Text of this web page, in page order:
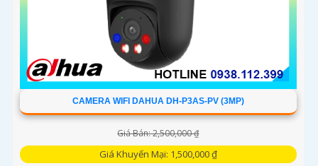
CAMERA WIFI DAHUA DH-P3AS-PV (3MP)
Giá Bán: 2,500,000 ₫
Giá Khuyến Mại: 1,500,000 ₫